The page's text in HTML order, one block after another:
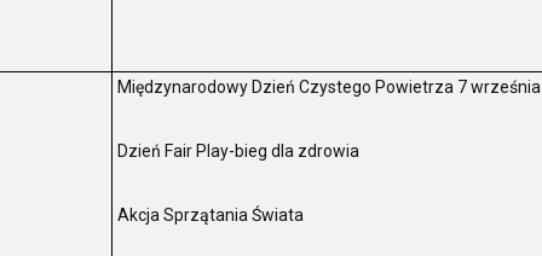
Międzynarodowy Dzień Czystego Powietrza 7 września
Dzień Fair Play-bieg dla zdrowia
Akcja Sprzątania Świata